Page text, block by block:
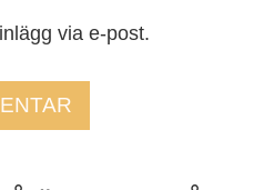
via e-post.